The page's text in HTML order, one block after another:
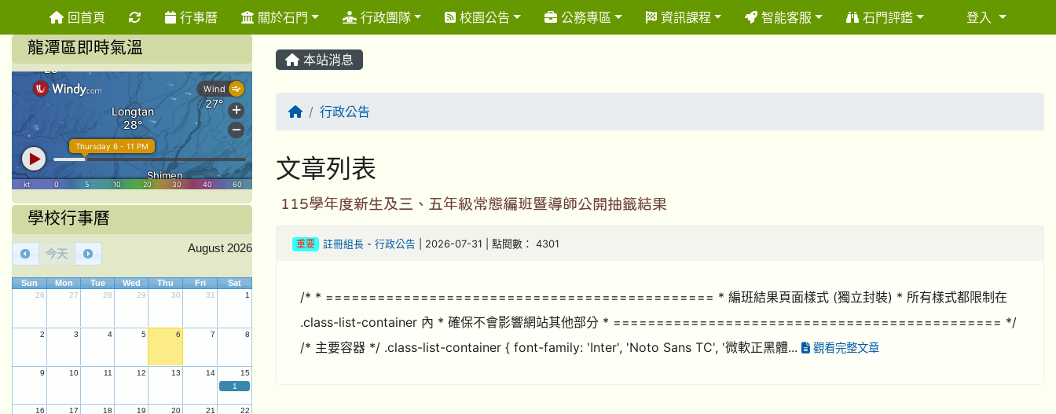
回首頁 重新取得佈景設定
行事曆 關於石門 行政團隊 校園公告 公務專區 資訊課程 智能客服 石門評鑑 登入
本站消息
回首頁行政公告
文章列表
115學年度新生及三、五年級常態編班暨導師公開抽籤結果
重要 註冊組長- 行政公告 | 2026-07-31 | 點閱數： 4301
/* * ============================================= * 編班結果頁面樣式 (獨立封裝) * 所有樣式都限制在
.class-list-container 內 * 確保不會影響網站其他部分 * ============================================= */
/* 主要容器 */ .class-list-container { font-family: 'Inter', 'Noto Sans TC', '微軟正黑體...
觀看完整文章
龍潭區即時氣溫
學校行事曆
今天 August 2026
Sun Mon Tue Wed Thu Fri Sat
26 27 28 29 30 31 1
2 3 4 5 6 7 8
9 10 11 12 13 14
15
1
16 17 18 19 20 21
22